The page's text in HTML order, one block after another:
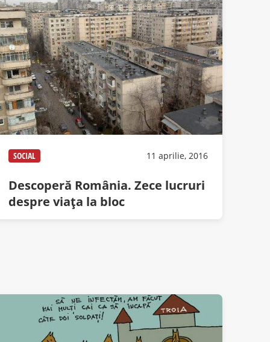
SOCIAL 11 aprilie, 2016
Descoperă România. Zece lucruri
despre viaţa la bloc